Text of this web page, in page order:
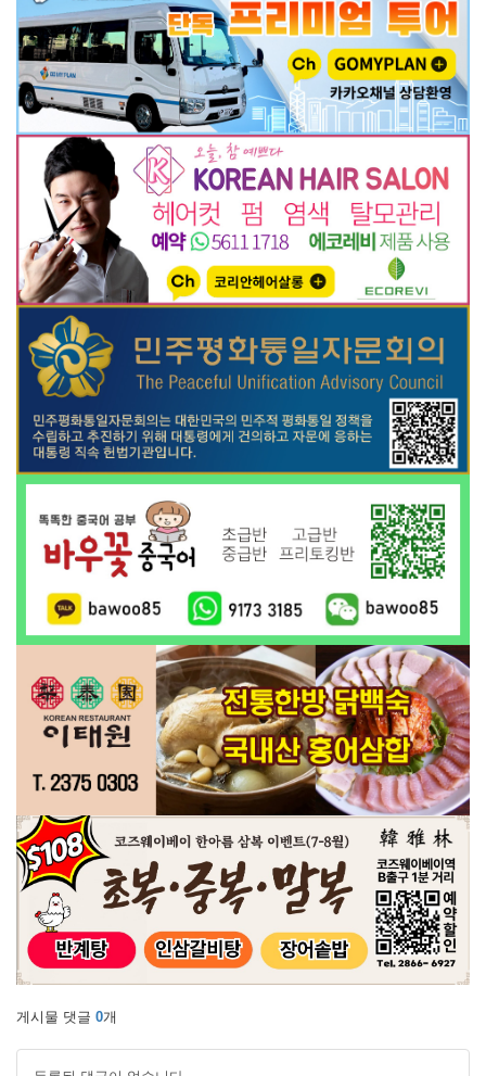
게시물 댓글 0개